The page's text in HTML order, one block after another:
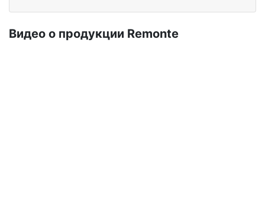
Ви­део о про­дук­ции Re­mon­te